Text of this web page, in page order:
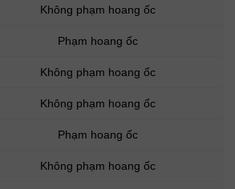
Không phạm hoang ốc
Phạm hoang ốc
Không phạm hoang ốc
Không phạm hoang ốc
Phạm hoang ốc
Không phạm hoang ốc